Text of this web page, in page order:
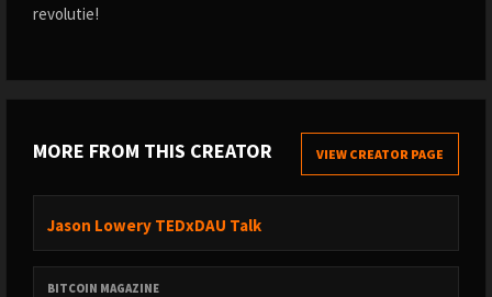
revolutie!
MORE FROM THIS CREATOR VIEW CREATOR PAGE
Jason Lowery TEDxDAU Talk
BITCOIN MAGAZINE